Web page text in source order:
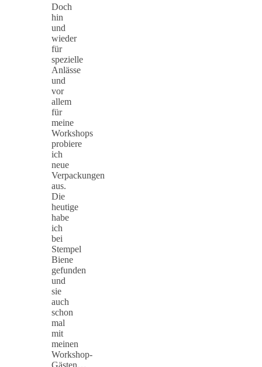
Doch
hin
und
wieder
für
spezielle
Anlässe
und
vor
allem
für
meine
Workshops
probiere
ich
neue
Verpackungen
aus.
Die
heutige
habe
ich
bei
Stempel
Biene
gefunden
und
sie
auch
schon
mal
mit
meinen
Workshop-
Gästen…